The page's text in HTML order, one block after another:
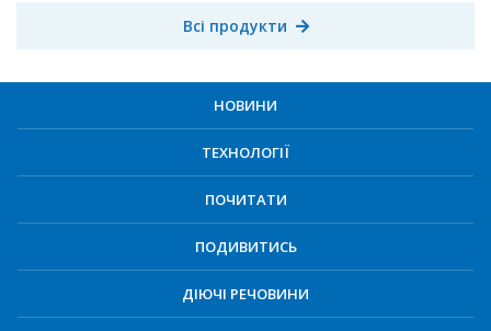
Всі продукти
НОВИНИ
ТЕХНОЛОГІЇ
ПОЧИТАТИ
ПОДИВИТИСЬ
ДІЮЧІ РЕЧОВИНИ